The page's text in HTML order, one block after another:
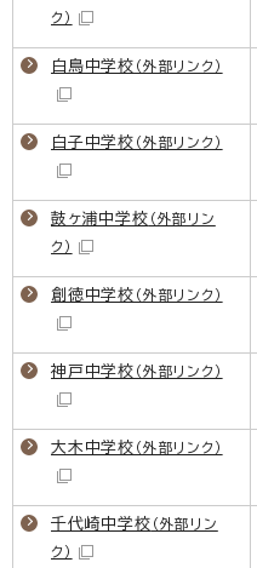
ク）
白鳥中学校 （外部リンク）
白子中学校 （外部リンク）
鼓ヶ浦中学校 （外部リン
ク）
創徳中学校 （外部リンク）
神戸中学校 （外部リンク）
大木中学校 （外部リンク）
千代崎中学校 （外部リン
ク）